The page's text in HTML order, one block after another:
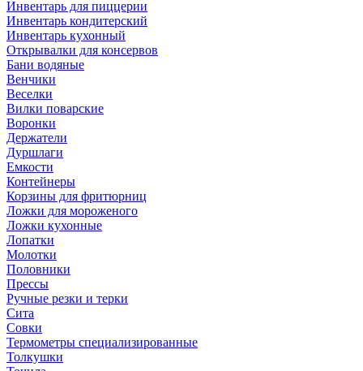
Инвентарь для пиццерии
Инвентарь кондитерский
Инвентарь кухонный
Открывалки для консервов
Бани водяные
Венчики
Веселки
Вилки поварские
Воронки
Держатели
Дуршлаги
Емкости
Контейнеры
Корзины для фритюрниц
Ложки для мороженого
Ложки кухонные
Лопатки
Молотки
Половники
Прессы
Ручные резки и терки
Сита
Совки
Термометры специализированные
Толкушки